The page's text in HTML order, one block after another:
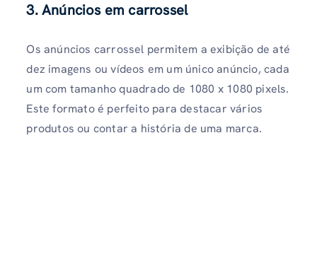
3. Anúncios em carrossel
Os anúncios carrossel permitem a exibição de até
dez imagens ou vídeos em um único anúncio, cada
um com tamanho quadrado de 1080 x 1080 pixels.
Este formato é perfeito para destacar vários
produtos ou contar a história de uma marca.